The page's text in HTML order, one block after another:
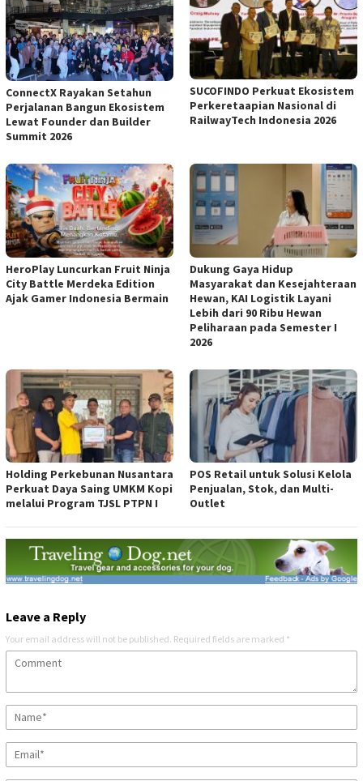
ConnectX Rayakan Setahun
Perjalanan Bangun Ekosistem
Lewat Founder dan Builder
Summit 2026
SUCOFINDO Perkuat Ekosistem
Perkeretaapian Nasional di
RailwayTech Indonesia 2026
HeroPlay Luncurkan Fruit Ninja
City Battle Merdeka Edition
Ajak Gamer Indonesia Bermain
Dukung Gaya Hidup
Masyarakat dan Kesejahteraan
Hewan, KAI Logistik Layani
Lebih dari 90 Ribu Hewan
Peliharaan pada Semester I
2026
Holding Perkebunan Nusantara
Perkuat Daya Saing UMKM Kopi
melalui Program TJSL PTPN I
POS Retail untuk Solusi Kelola
Penjualan, Stok, dan Multi-
Outlet
Leave a Reply
Your email address will not be published. Required fields are marked *